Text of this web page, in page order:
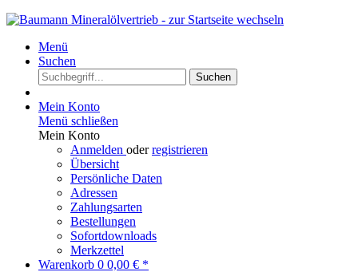
Menü
Suchen
Suchen
Mein Konto
Menü schließen
Mein Konto
Anmelden oderregistrieren
Übersicht
Persönliche Daten
Adressen
Zahlungsarten
Bestellungen
Sofortdownloads
Merkzettel
Warenkorb 0 0,00 € *